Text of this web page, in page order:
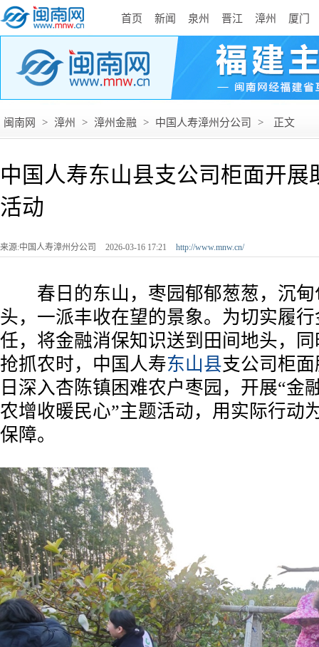
首页 新闻 泉州 晋江 漳州 厦门
闽南网 > 漳州 > 漳州金融 > 中国人寿漳州分公司 > 正文
中国人寿东山县支公司柜面开展
活动
来源:中国人寿漳州分公司 2026-03-16 17:21 http://www.mnw.cn/
春日的东山，枣园郁郁葱葱，沉甸
头，一派丰收在望的景象。为切实履
任，将金融消保知识送到田间地头，
抢抓农时，中国人寿东山县支公司柜
日深入杏陈镇困难农户枣园，开展“金
农增收暖民心”主题活动，用实际行动
保障。